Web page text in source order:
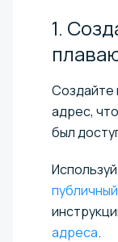
1.
Создайте
адрес,
был
адреса.